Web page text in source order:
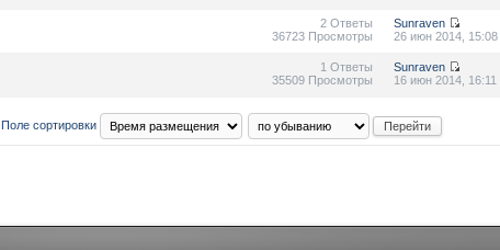
2 Ответы
36723 Просмотры
Sunraven
26 июн 2014, 15:08
1 Ответы
35509 Просмотры
Sunraven
16 июн 2014, 16:11
Поле сортировки